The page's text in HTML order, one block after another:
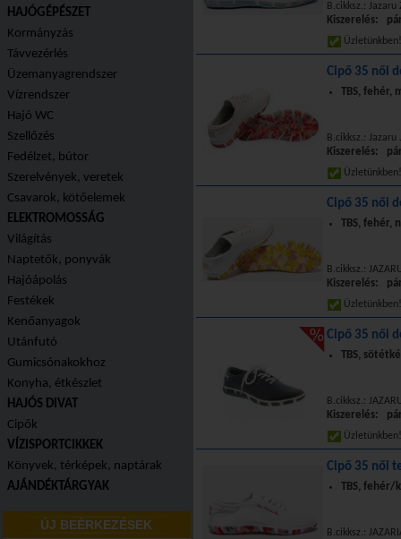
HAJÓGÉPÉSZET
Kormányzás
Távvezérlés
Üzemanyagrendszer
Vízrendszer
Hajó WC
Szellőzés
Fedélzet, bútor
Szerelvények, veretek
Csavarok, kötőelemek
ELEKTROMOSSÁG
Világítás
Naptetők, ponyvák
Hajóápolás
Festékek
Kenőanyagok
Utánfutó
Gumicsónakokhoz
Konyha, étkészlet
HAJÓS DIVAT
Cipők
VÍZISPORTCIKKEK
Könyvek, térképek, naptárak
AJÁNDÉKTÁRGYAK
ÚJ BEÉRKEZÉSEK
B.cikksz.: Jazaru
Kiszerelés:
Cipő 35 női
TBS, fehér,
B.cikksz.: Jazaru
Kiszerelés:
Cipő 35 női
TBS, fehér,
B.cikksz.:
Kiszerelés:
Cipő 35 női
TBS,
B.cikksz.:
Kiszerelés:
Cipő 35 női
TBS, fehér/
B.cikksz.: